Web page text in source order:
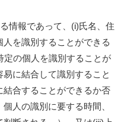
情報であって、(i)氏名、住
を識別することができる
定の個人を識別することが
に結合して識別すること
合することができるか否
人の識別に要する時間、